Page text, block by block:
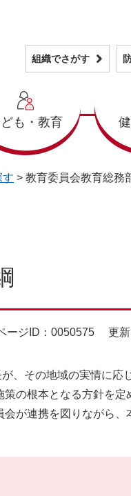
組織でさがす
も・教育
す > 教育委員会教育総務
ージID：0050575 更
、その地域の実情に応
の根本となる方針を定
が連携を図りながら